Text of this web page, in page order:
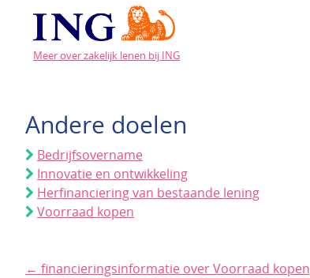
Meer over zakelijk lenen bij ING
Andere doelen
Bedrijfsovername
Innovatie en ontwikkeling
Herfinanciering van bestaande lening
Voorraad kopen
← financieringsinformatie over Voorraad kopen